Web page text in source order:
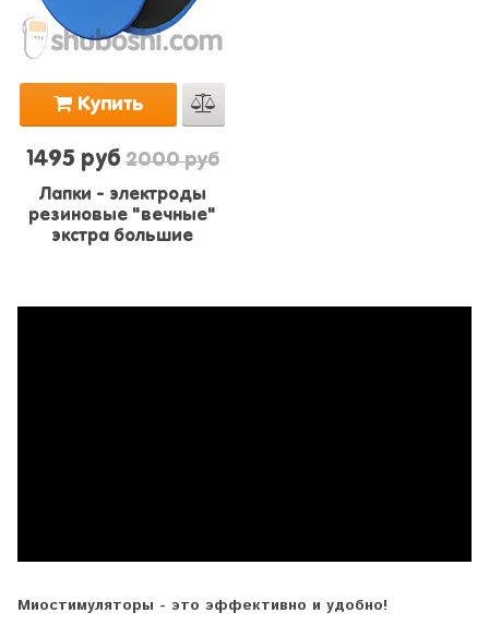
Купить
1495 руб2000 руб
Лапки - электроды
резиновые "вечные"
экстра большие
Миостимуляторы - это эффективно и удобно!